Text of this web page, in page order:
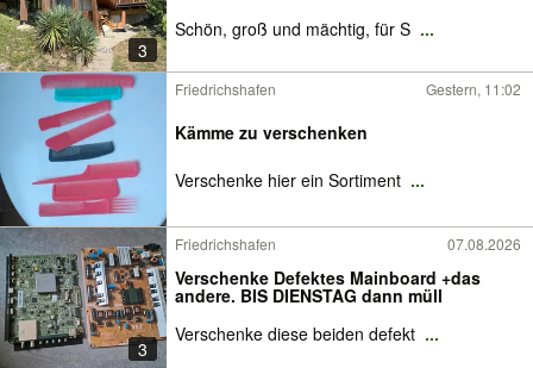
3
Schön, groß und mächtig, für S ...
Friedrichshafen Gestern, 11:02
Kämme zu verschenken
Verschenke hier ein Sortiment ...
3
Friedrichshafen 07.08.2026
Verschenke Defektes Mainboard +das
andere. BIS DIENSTAG dann müll
Verschenke diese beiden defekt ...